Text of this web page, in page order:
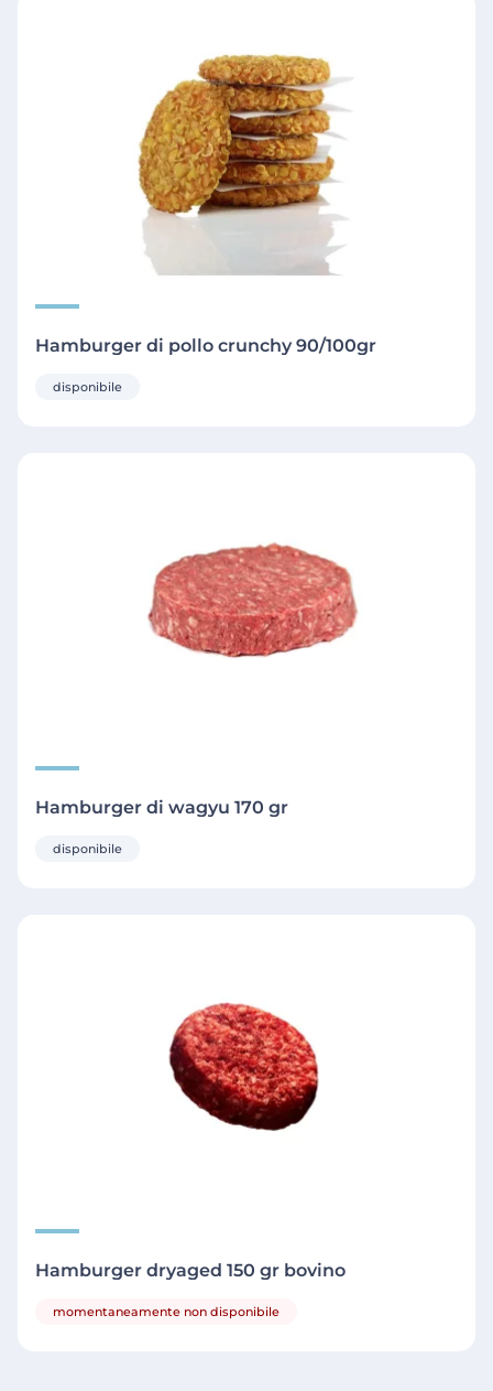
Hamburger di pollo crunchy 90/100gr
disponibile
Hamburger di wagyu 170 gr
disponibile
Hamburger dryaged 150 gr bovino
momentaneamente non disponibile